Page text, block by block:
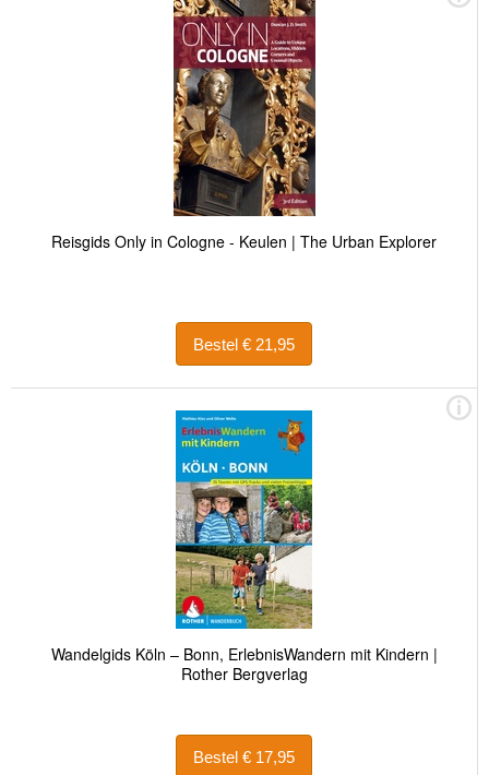
Reisgids Only in Cologne - Keulen | The Urban Explorer
Bestel € 21,95
Wandelgids Köln – Bonn, ErlebnisWandern mit Kindern |
Rother Bergverlag
Bestel € 17,95